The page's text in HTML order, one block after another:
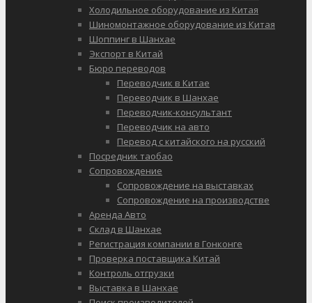
Холодильное оборудование из Китая
Шиномонтажное оборудование из Китая
Шоппинг в Шанхае
Экспорт в Китай
Бюро переводов
Переводчик в Китае
Переводчик в Шанхае
Переводчик-консультант
Переводчик на авто
Перевод с китайского на русский
Посредник таобао
Сопровождение
Сопровождение на выставках
Сопровождение на производстве
Аренда Авто
Склад в Шанхае
Регистрация компании в Гонконге
Проверка поставщика Китай
Контроль отгрузки
Выставка в Шанхае